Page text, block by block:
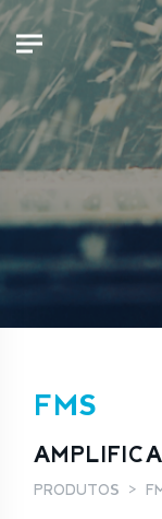
FMS
PRODUTOS